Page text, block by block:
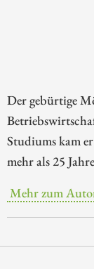
Der gebürtige
Studiums kam
mehr als 25
Mehr zum